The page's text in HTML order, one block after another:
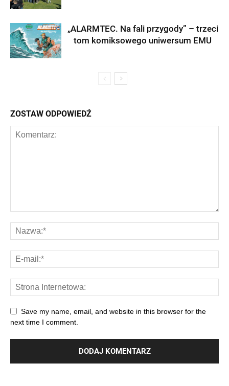
„ALARMTEC. Na fali przygody” – trzeci
tom komiksowego uniwersum EMU
ZOSTAW ODPOWIEDŹ
Save my name, email, and website in this browser for the
next time I comment.